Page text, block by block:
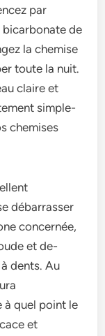
par
bicarbonate de
la che­mise
toute­ la nuit.
claire­ et
simple­
chemise­s
débarrasser
conce­rnée,
et de­
dents. Au
à quel point le
et